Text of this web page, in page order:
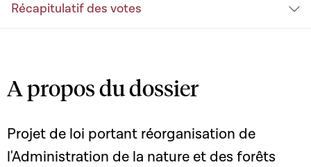
Récapitulatif des votes
A propos du dossier
Projet de loi portant réorganisation de
l'Administration de la nature et des forêts